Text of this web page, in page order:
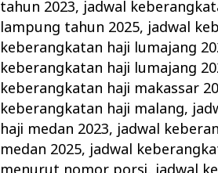
tahun 2023, jadwal
lampung tahun 2025, jadwal
keberangkatan haji lumajang
keberangkatan haji lumajang
keberangkatan haji makassar
keberangkatan haji malang,
haji medan 2023, jadwal
medan 2025, jadwal